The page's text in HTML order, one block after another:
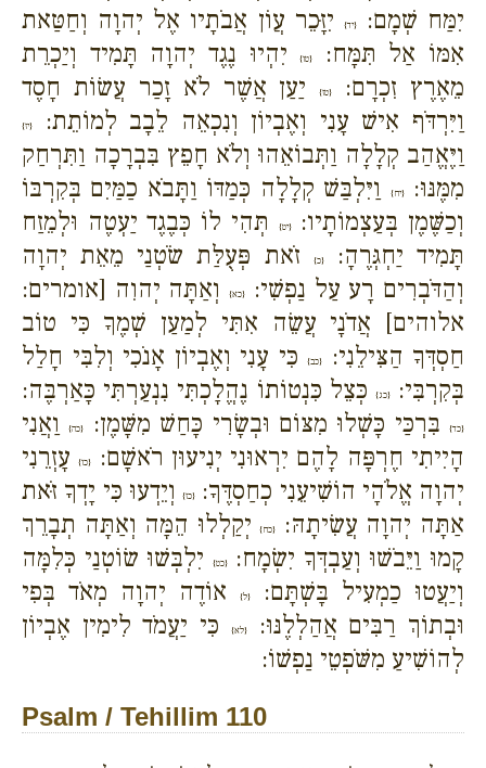
יִמַּח שְׁמָם:{יד}
יִזָּכֵר עֲוֹן אֲבֹתָיו אֶל יְהוָה וְחַטַּאת
אִמּוֹ אַל תִּמָּח:
{טו}יִהְיוּ נֶגֶד יְהוָה תָּמִיד וְיַכְרֵת
מֵאֶרֶץ זִכְרָם:
{טז}יַעַן אֲשֶׁר לֹא זָכַר עֲשׂוֹת חָסֶד
וַיִּרְדֹּף אִישׁ עָנִי וְאֶבְיוֹן וְנִכְאֵה לֵבָב לְמוֹתֵת:
{יז}
וַיֶּאֱהַב קְלָלָה וַתְּבוֹאֵהוּ וְלֹא חָפֵץ בִּבְרָכָה וַתִּרְחַק
מִמֶּנּוּ:{יח}
וַיִּלְבַּשׁ קְלָלָה כְּמַדּוֹ וַתָּבֹא כַמַּיִם בְּקִרְבּוֹ
וְכַשֶּׁמֶן בְּעַצְמוֹתָיו:{יט}
תְּהִי לוֹ כְּבֶגֶד יַעְטֶה וּלְמֵזַח
תָּמִיד יַחְגְּרֶהָ:{כ}
זֹאת פְּעֻלַּת שֹׂטְנַי מֵאֵת יְהוָה
וְהַדֹּבְרִים רָע עַל נַפְשִׁי:
{כא}וְאַתָּה יְהוִה [אומרים:
אלוהים] אֲדֹנָי עֲשֵׂה אִתִּי לְמַעַן שְׁמֶךָ כִּי טוֹב
חַסְדְּךָ הַצִּילֵנִי:
{כב}
כִּי עָנִי וְאֶבְיוֹן אָנֹכִי וְלִבִּי חָלַל
בְּקִרְבִּי:{כג} כְּצֵל כִּנְטוֹתוֹ נֶהֱלָכְתִּי נִנְעַרְתִּי כָּאַרְבֶּה:
{כד} בִּרְכַּי כָּשְׁלוּ מִצּוֹם וּבְשָׂרִי כָּחַשׁ מִשָּׁמֶן: {כה}וַאֲנִי
הָיִיתִי חֶרְפָּה לָהֶם יִרְאוּנִי יְנִיעוּן רֹאשָׁם:
{כו}עָזְרֵנִי
יְהוָה אֱלֹהָי הוֹשִׁיעֵנִי כְחַסְדֶּךָ:
{כז}
וְיֵדְעוּ כִּי יָדְךָ זֹּאת
אַתָּה יְהוָה עֲשִׂיתָהּ:
{כח}יְקַלְלוּ הֵמָּה וְאַתָּה תְבָרֵךְ
קָמוּ וַיֵּבֹשׁוּ וְעַבְדְּךָ יִשְׂמָח:{כט}
יִלְבְּשׁוּ שׂוֹטְנַי כְּלִמָּה
וְיַעֲטוּ כַמְעִיל בָּשְׁתָּם:
{ל}
אוֹדֶה יְהוָה מְאֹד בְּפִי
וּבְתוֹךְ רַבִּים אֲהַלְלֶנּוּ:{לא}
כִּי יַעֲמֹד לִימִין אֶבְיוֹן
לְהוֹשִׁיעַ מִשֹּׁפְטֵי נַפְשׁוֹ:
Psalm / Tehillim 110